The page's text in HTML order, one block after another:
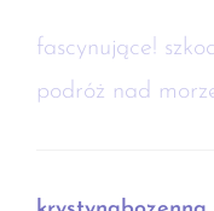
fascynujące!
podróż nad